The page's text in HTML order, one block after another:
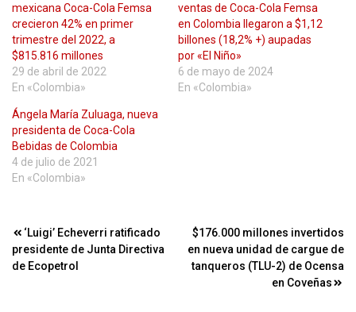
mexicana Coca-Cola Femsa
crecieron 42% en primer
trimestre del 2022, a
$815.816 millones
29 de abril de 2022
En «Colombia»
ventas de Coca-Cola Femsa
en Colombia llegaron a $1,12
billones (18,2% +) aupadas
por «El Niño»
6 de mayo de 2024
En «Colombia»
Ángela María Zuluaga, nueva
presidenta de Coca-Cola
Bebidas de Colombia
4 de julio de 2021
En «Colombia»
Navegación
de
‘Luigi’ Echeverri ratificado
presidente de Junta Directiva
de Ecopetrol
$176.000 millones invertidos
en nueva unidad de cargue de
tanqueros (TLU-2) de Ocensa
en Coveñas